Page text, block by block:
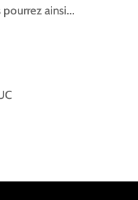
pourrez ainsi...